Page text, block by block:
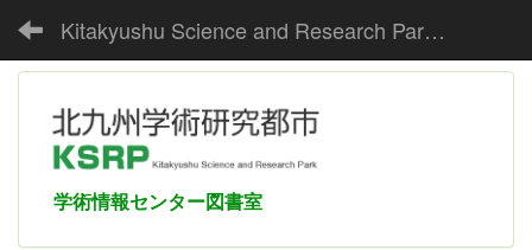
Kitakyushu Science and Research Park Media Center
学術情報センター図書室